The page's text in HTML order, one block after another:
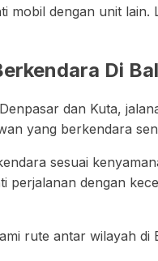
dengan unit
Di
dan Kuta,
yang berkendara
sesuai
dengan
rute antar wilayah di